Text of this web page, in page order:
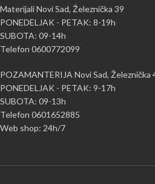
Materijali Novi Sad, Železnička 39
PONEDELJAK - PETAK: 8-19h
SUBOTA: 09-14h
Telefon 0600772099
POZAMANTERIJA Novi Sad, Železnička
PONEDELJAK - PETAK: 9-17h
SUBOTA: 09-13h
Telefon 0601652885
Web shop: 24h/7